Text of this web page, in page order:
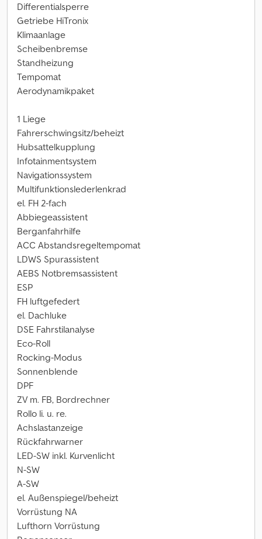
Differentialsperre
Getriebe HiTronix
Klimaanlage
Scheibenbremse
Standheizung
Tempomat
Aerodynamikpaket
1 Liege
Fahrerschwingsitz/beheizt
Hubsattelkupplung
Infotainmentsystem
Navigationssystem
Multifunktionslederlenkrad
el. FH 2-fach
Abbiegeassistent
Berganfahrhilfe
ACC Abstandsregeltempomat
LDWS Spurassistent
AEBS Notbremsassistent
ESP
FH luftgefedert
el. Dachluke
DSE Fahrstilanalyse
Eco-Roll
Rocking-Modus
Sonnenblende
DPF
ZV m. FB, Bordrechner
Rollo li. u. re.
Achslastanzeige
Rückfahrwarner
LED-SW inkl. Kurvenlicht
N-SW
A-SW
el. Außenspiegel/beheizt
Vorrüstung NA
Lufthorn Vorrüstung